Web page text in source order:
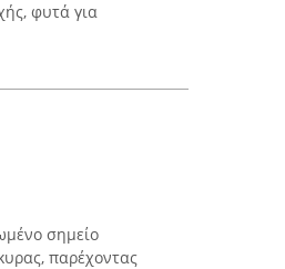
φυτά για
σημείο
παρέχοντας